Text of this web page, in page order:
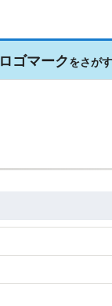
ロゴマーク をさがす